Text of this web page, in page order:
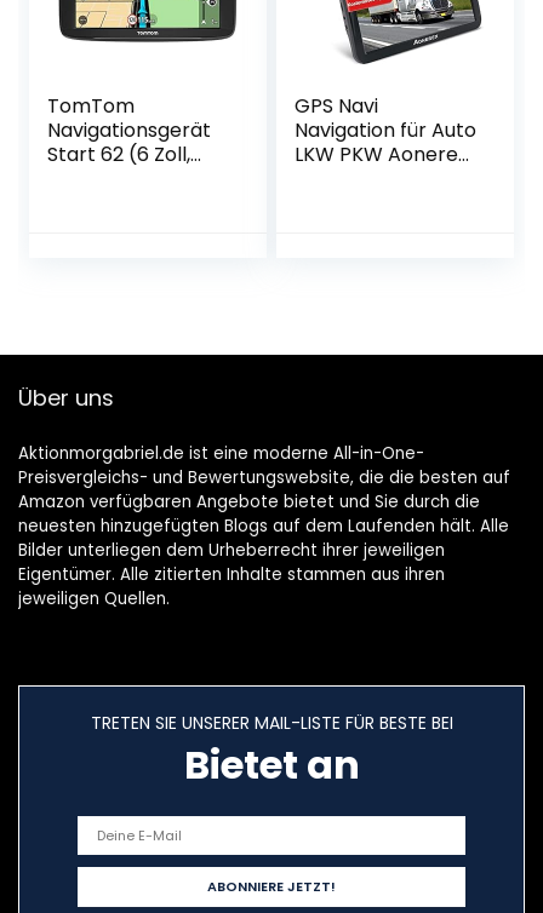
TomTom
Navigationsgerät
Start 62 (6 Zoll,
GPS Navi
Navigation für Auto
LKW PKW Aonerex
Lebenslang
Über uns
Aktionmorgabriel.de ist eine moderne All-in-One-
Preisvergleichs- und Bewertungswebsite, die die besten auf
Amazon verfügbaren Angebote bietet und Sie durch die
neuesten hinzugefügten Blogs auf dem Laufenden hält. Alle
Bilder unterliegen dem Urheberrecht ihrer jeweiligen
Eigentümer. Alle zitierten Inhalte stammen aus ihren
jeweiligen Quellen.
TRETEN SIE UNSERER MAIL-LISTE FÜR BESTE BEI
Bietet an